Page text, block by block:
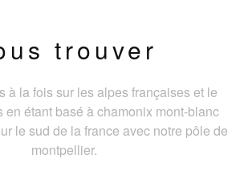
trouver
à la fois sur les alpes françaises et le
en étant basé à chamonix mont-blanc
le sud de la france avec notre pôle de
montpellier.